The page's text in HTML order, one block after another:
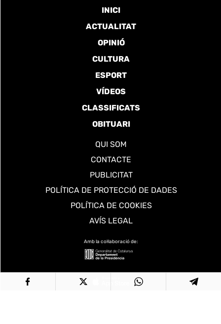
INICI
ACTUALITAT
OPINIÓ
CULTURA
ESPORT
VÍDEOS
CLASSIFICATS
OBITUARI
QUI SOM
CONTACTE
PUBLICITAT
POLÍTICA DE PROTECCIÓ DE DADES
POLÍTICA DE COOKIES
AVÍS LEGAL
Amb la col·laboració de: